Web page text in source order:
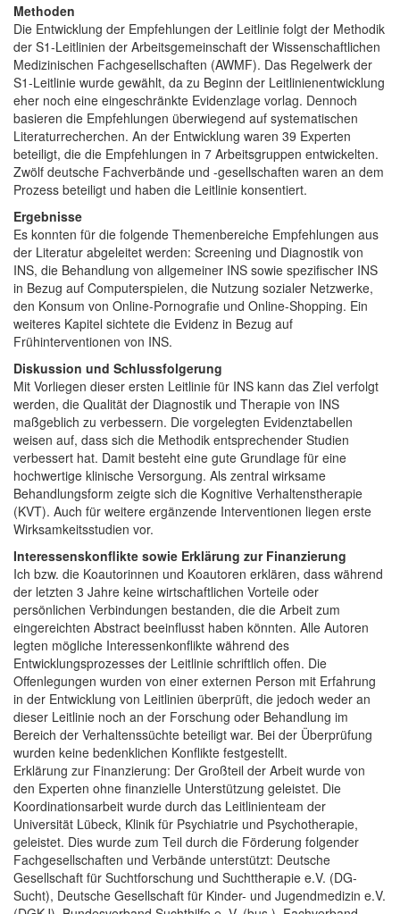
Methoden
Die Entwicklung der Empfehlungen der Leitlinie folgt der Methodik
der S1-Leitlinien der Arbeitsgemeinschaft der Wissenschaftlichen
Medizinischen Fachgesellschaften (AWMF). Das Regelwerk der
S1-Leitlinie wurde gewählt, da zu Beginn der Leitlinienentwicklung
eher noch eine eingeschränkte Evidenzlage vorlag. Dennoch
basieren die Empfehlungen überwiegend auf systematischen
Literaturrecherchen. An der Entwicklung waren 39 Experten
beteiligt, die die Empfehlungen in 7 Arbeitsgruppen entwickelten.
Zwölf deutsche Fachverbände und -gesellschaften waren an dem
Prozess beteiligt und haben die Leitlinie konsentiert.
Ergebnisse
Es konnten für die folgende Themenbereiche Empfehlungen aus
der Literatur abgeleitet werden: Screening und Diagnostik von
INS, die Behandlung von allgemeiner INS sowie spezifischer INS
in Bezug auf Computerspielen, die Nutzung sozialer Netzwerke,
den Konsum von Online-Pornografie und Online-Shopping. Ein
weiteres Kapitel sichtete die Evidenz in Bezug auf
Frühinterventionen von INS.
Diskussion und Schlussfolgerung
Mit Vorliegen dieser ersten Leitlinie für INS kann das Ziel verfolgt
werden, die Qualität der Diagnostik und Therapie von INS
maßgeblich zu verbessern. Die vorgelegten Evidenztabellen
weisen auf, dass sich die Methodik entsprechender Studien
verbessert hat. Damit besteht eine gute Grundlage für eine
hochwertige klinische Versorgung. Als zentral wirksame
Behandlungsform zeigte sich die Kognitive Verhaltenstherapie
(KVT). Auch für weitere ergänzende Interventionen liegen erste
Wirksamkeitsstudien vor.
Interessenskonflikte sowie Erklärung zur Finanzierung
Ich bzw. die Koautorinnen und Koautoren erklären, dass während
der letzten 3 Jahre keine wirtschaftlichen Vorteile oder
persönlichen Verbindungen bestanden, die die Arbeit zum
eingereichten Abstract beeinflusst haben könnten. Alle Autoren
legten mögliche Interessenkonflikte während des
Entwicklungsprozesses der Leitlinie schriftlich offen. Die
Offenlegungen wurden von einer externen Person mit Erfahrung
in der Entwicklung von Leitlinien überprüft, die jedoch weder an
dieser Leitlinie noch an der Forschung oder Behandlung im
Bereich der Verhaltenssüchte beteiligt war. Bei der Überprüfung
wurden keine bedenklichen Konflikte festgestellt.
Erklärung zur Finanzierung: Der Großteil der Arbeit wurde von
den Experten ohne finanzielle Unterstützung geleistet. Die
Koordinationsarbeit wurde durch das Leitlinienteam der
Universität Lübeck, Klinik für Psychiatrie und Psychotherapie,
geleistet. Dies wurde zum Teil durch die Förderung folgender
Fachgesellschaften und Verbände unterstützt: Deutsche
Gesellschaft für Suchtforschung und Suchttherapie e.V. (DG-
Sucht), Deutsche Gesellschaft für Kinder- und Jugendmedizin e.V.